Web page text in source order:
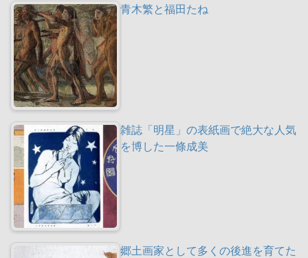
青木繁と福田たね
雑誌「明星」の表紙画で絶大な人気
を博した一條成美
郷土画家として多くの後進を育てた